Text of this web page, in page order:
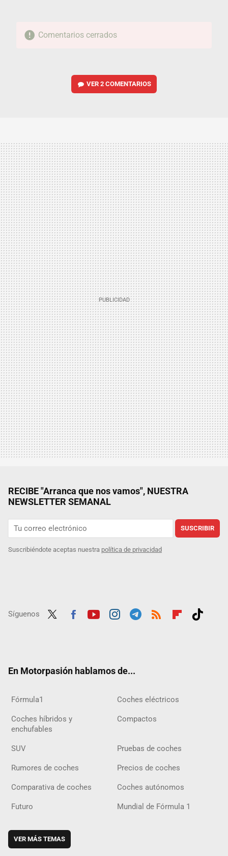
Comentarios cerrados
VER2 COMENTARIOS
RECIBE "Arranca que nos vamos", NUESTRA
NEWSLETTER SEMANAL
SUSCRIBIR
Suscribiéndote aceptas nuestra política de privacidad
Síguenos
En Motorpasión hablamos de...
Fórmula1 Coches eléctricos
Coches híbridos y
enchufables
Compactos
SUV Pruebas de coches
Rumores de coches Precios de coches
Comparativa de coches Coches autónomos
Futuro Mundial de Fórmula 1
VER MÁS TEMAS